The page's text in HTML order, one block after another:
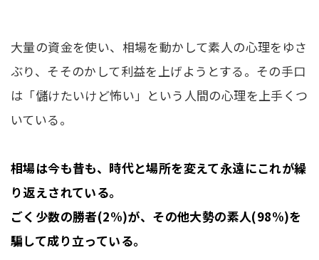
大量の資金を使い、相場を動かして素人の心理をゆさ
ぶり、そそのかして利益を上げようとする。その手口
は「儲けたいけど怖い」という人間の心理を上手くつ
いている。
相場は今も昔も、時代と場所を変えて永遠にこれが繰
り返えされている。
ごく少数の勝者(2%)が、その他大勢の素人(98%)を
騙して成り立っている。